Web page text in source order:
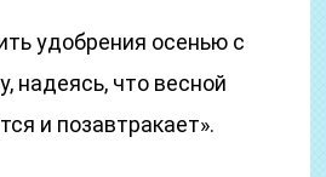
удобрения осенью с
надеясь, что весной
и позавтракает».